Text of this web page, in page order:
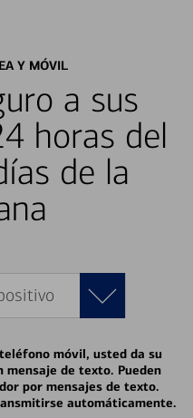
Y MÓVIL
a sus
horas del
de la
móvil, usted da su
de texto. Pueden
por mensajes de texto.
automáticamente.